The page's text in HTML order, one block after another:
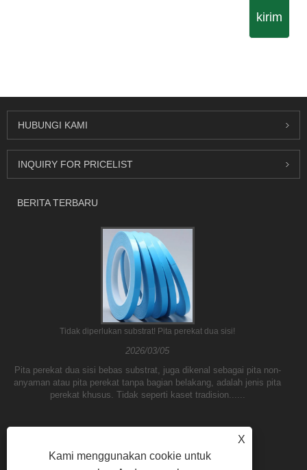
kirim
HUBUNGI KAMI
INQUIRY FOR PRICELIST
BERITA TERBARU
Tidak diperlukan substrat! Pita perekat dua sisi!
2026/03/05
Pita perekat dua sisi bebas substrat, juga dikenal sebagai pita non-
anyaman atau pita perekat tanpa bagian belakang, adalah jenis pita
perekat khusus. Tidak seperti kaset tradision......
X
Kami menggunakan cookie untuk